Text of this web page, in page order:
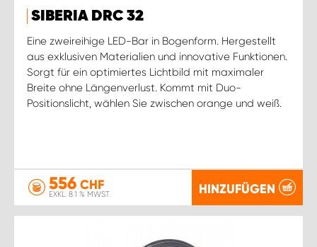
SIBERIA DRC 32
Eine zweireihige LED-Bar in Bogenform. Hergestellt
aus exklusiven Materialien und innovative Funktionen.
Sorgt für ein optimiertes Lichtbild mit maximaler
Breite ohne Längenverlust. Kommt mit Duo-
Positionslicht, wählen Sie zwischen orange und weiß.
556 CHF
EXKL. 8.1 % MWST. HINZUFÜGEN